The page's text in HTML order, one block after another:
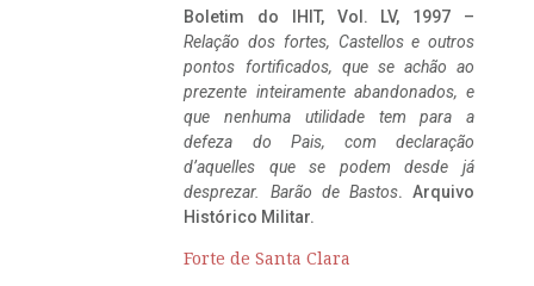
Boletim do IHIT, Vol. LV, 1997 –
Relação dos fortes, Castellos e outros
pontos fortificados, que se achão ao
prezente inteiramente abandonados, e
que nenhuma utilidade tem para a
defeza do Pais, com declaração
d’aquelles que se podem desde já
desprezar. Barão de Bastos. Arquivo
Histórico Militar.
Forte de Santa Clara